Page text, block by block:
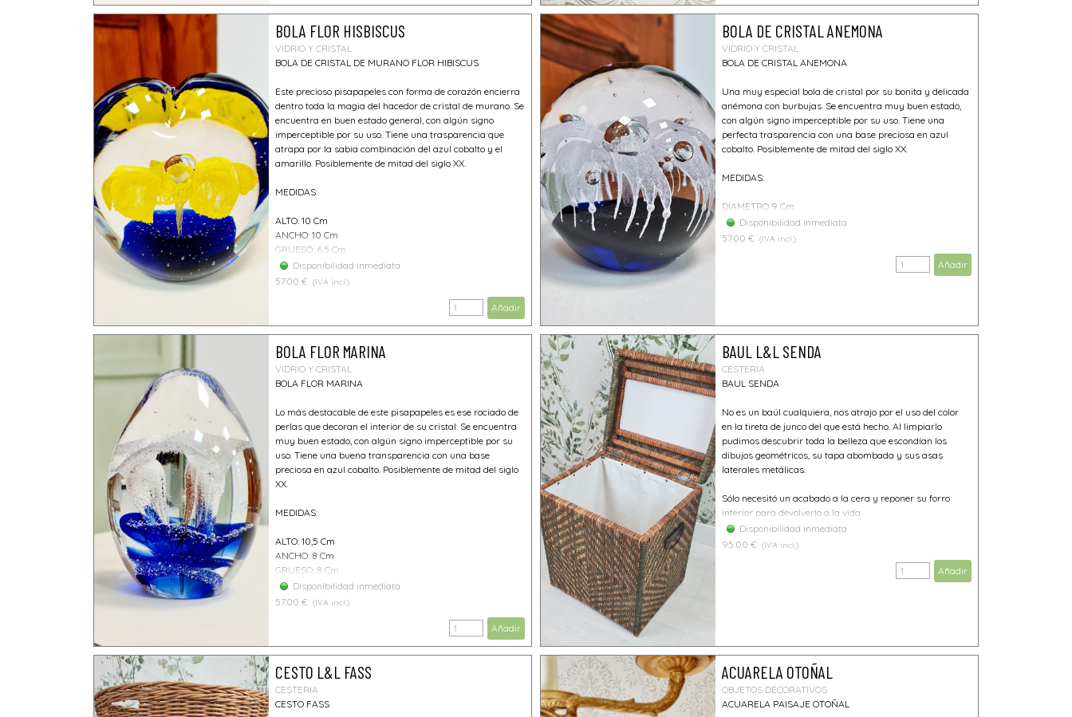
BOLA FLOR HISBISCUS
VIDRIO Y CRISTAL
BOLA DE CRISTAL DE MURANO FLOR HIBISCUS
Este precioso pisapapeles con forma de corazón encierra
dentro toda la magia del hacedor de cristal de murano. Se
encuentra en buen estado general, con algún signo
imperceptible por su uso. Tiene una trasparencia que
atrapa por la sabia combinación del azul cobalto y el
amarillo. Posiblemente de mitad del siglo XX.
MEDIDAS:
ALTO: 10 Cm
ANCHO: 10 Cm
GRUESO: 6,5 Cm
Disponibilidad inmediata
57.00 € (IVA incl.)
Añadir
BOLA DE CRISTAL ANEMONA
VIDRIO Y CRISTAL
BOLA DE CRISTAL ANEMONA
Una muy especial bola de cristal por su bonita y delicada
anémona con burbujas. Se encuentra muy buen estado,
con algún signo imperceptible por su uso. Tiene una
perfecta trasparencia con una base preciosa en azul
cobalto. Posiblemente de mitad del siglo XX.
MEDIDAS:
DIAMETRO 9 Cm
Disponibilidad inmediata
57.00 € (IVA incl.)
Añadir
BOLA FLOR MARINA
VIDRIO Y CRISTAL
BOLA FLOR MARINA
Lo más destacable de este pisapapeles es ese rociado de
perlas que decoran el interior de su cristal. Se encuentra
muy buen estado, con algún signo imperceptible por su
uso. Tiene una buena transparencia con una base
preciosa en azul cobalto. Posiblemente de mitad del siglo
XX.
MEDIDAS:
ALTO: 10,5 Cm
ANCHO: 8 Cm
GRUESO: 8 Cm
Disponibilidad inmediata
57.00 € (IVA incl.)
Añadir
BAUL L&L SENDA
CESTERIA
BAUL SENDA
No es un baúl cualquiera, nos atrajo por el uso del color
en la tireta de junco del que está hecho. Al limpiarlo
pudimos descubrir toda la belleza que escondían los
dibujos geométricos, su tapa abombada y sus asas
laterales metálicas.
Sólo necesitó un acabado a la cera y reponer su forro
interior para devolverlo a la vida.
Disponibilidad inmediata
95.00 € (IVA incl.)
Añadir
CESTO L&L FASS
CESTERIA
CESTO FASS
ACUARELA OTOÑAL
OBJETOS DECORATIVOS
ACUARELA PAISAJE OTOÑAL